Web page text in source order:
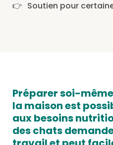
Soutien pour
Préparer soi-
la maison est
aux besoins
des chats